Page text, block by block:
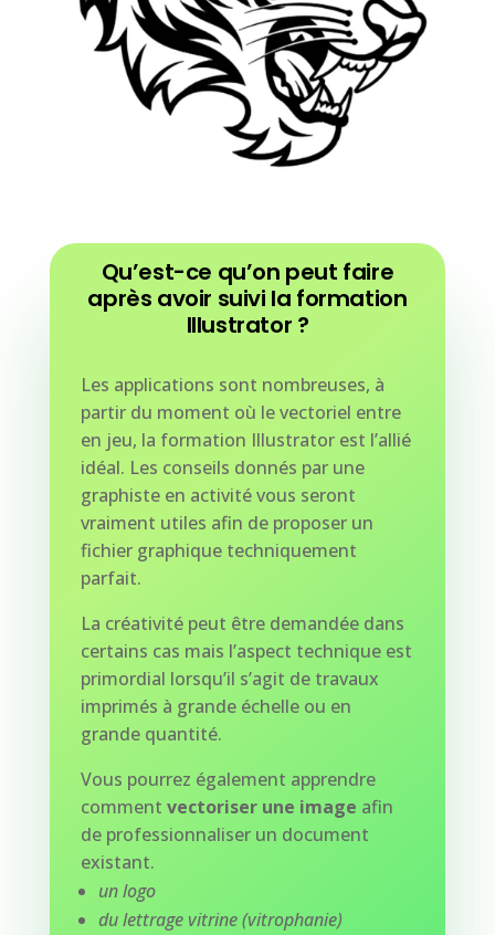
Qu’est-ce qu’on peut faire
après avoir suivi la formation
Illustrator ?
Les applications sont nombreuses, à
partir du moment où le vectoriel entre
en jeu, la formation Illustrator est l’allié
idéal. Les conseils donnés par une
graphiste en activité vous seront
vraiment utiles afin de proposer un
fichier graphique techniquement
parfait.
La créativité peut être demandée dans
certains cas mais l’aspect technique est
primordial lorsqu’il s’agit de travaux
imprimés à grande échelle ou en
grande quantité.
Vous pourrez également apprendre
commentvectoriser une image afin
de professionnaliser un document
existant.
un logo
du lettrage vitrine (vitrophanie)